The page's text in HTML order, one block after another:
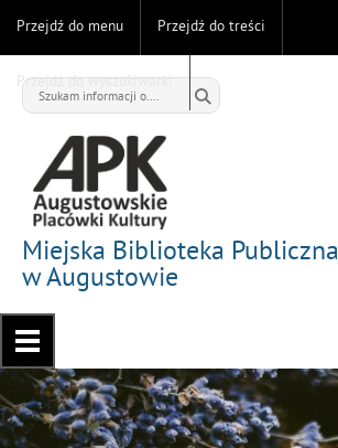
Przejdź do menu Przejdź do treści
Przejdź do wyszukiwarki
Miejska Biblioteka Publiczna
w Augustowie